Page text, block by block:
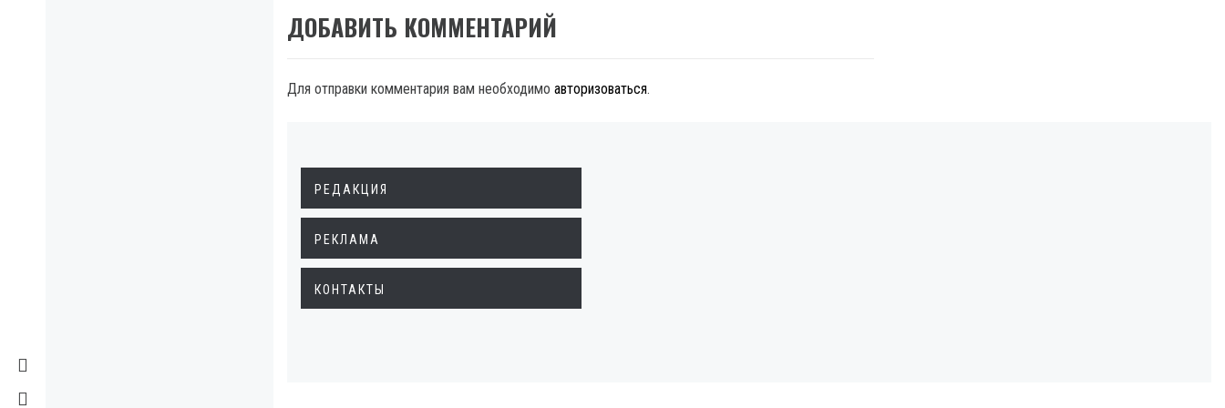
ДОБАВИТЬ КОММЕНТАРИЙ
Для отправки комментария вам необходимо авторизоваться.
РЕДАКЦИЯ
РЕКЛАМА
КОНТАКТЫ